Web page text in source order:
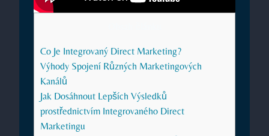
Co Je Integrovaný Direct Marketing?
Výhody Spojení Různých⁣ Marketingových
Kanálů
Jak Dosáhnout Lepších Výsledků
prostřednictvím Integrovaného Direct
Marketingu